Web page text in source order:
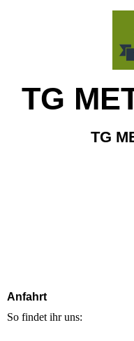
TG
TG
Anfahrt
So findet ihr uns: